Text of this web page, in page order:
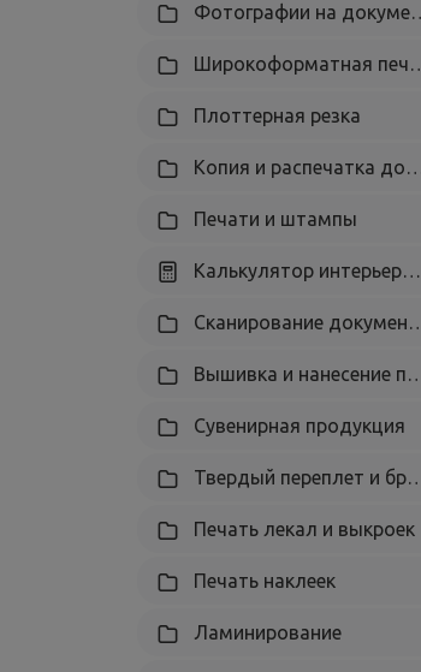
Фотографии на документы, паспорт, визы
Широкоформатная печать
Плоттерная резка
Копия и распечатка документов А4, А3
Печати и штампы
Калькулятор интерьерной печати
Сканирование документов
Вышивка и нанесение принтов на текстиль
Сувенирная продукция
Твердый переплет и брошюровка
Печать лекал и выкроек
Печать наклеек
Ламинирование